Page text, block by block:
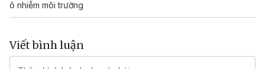
ô nhiễm môi trường
Viết bình luận